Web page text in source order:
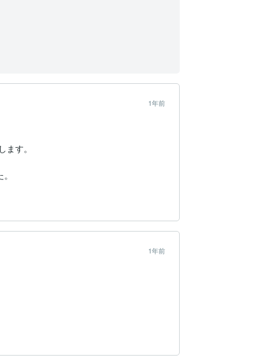
1年前
す。
1年前